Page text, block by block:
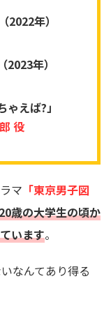
2022年）
2023年）
えば?」
役
マ 「東京男子図
歳の大学生の頃か
います。
なんてあり得る